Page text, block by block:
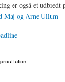
er også et
Maj og Arne Ullum
prostitution
på DR2